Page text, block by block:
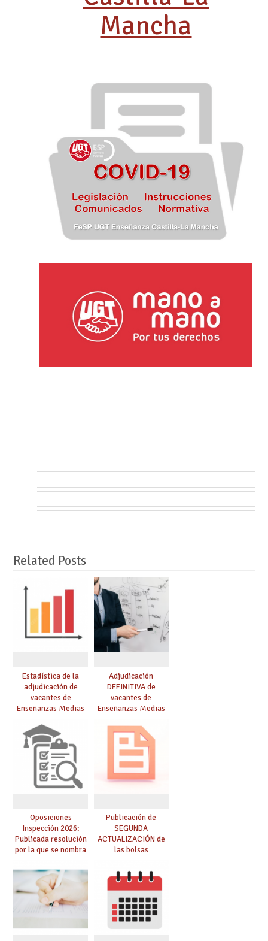
Mancha
Related Posts
Estadística de la
adjudicación de
vacantes de
Enseñanzas Medias
Adjudicación
DEFINITIVA de
vacantes de
Enseñanzas Medias
Oposiciones
Inspección 2026:
Publicada resolución
por la que se nombra
prácticas, se regulan
dichas prácticas y se
convoca acto público
de adjudicación
Publicación de
SEGUNDA
ACTUALIZACIÓN de
las bolsas
Cuerpo de Maestros
de especialidades
convocadas a
oposición